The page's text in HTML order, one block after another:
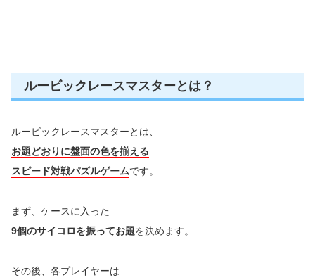
ルービックレースマスターとは？
ルービックレースマスターとは、
お題どおりに盤面の色を揃える
スピード対戦パズルゲームです。
まず、ケースに入った
9個のサイコロを振ってお題を決めます。
その後、各プレイヤーは